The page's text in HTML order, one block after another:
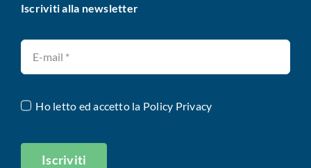
Iscriviti alla newsletter
Ho letto ed accetto la Policy Privacy
Iscriviti